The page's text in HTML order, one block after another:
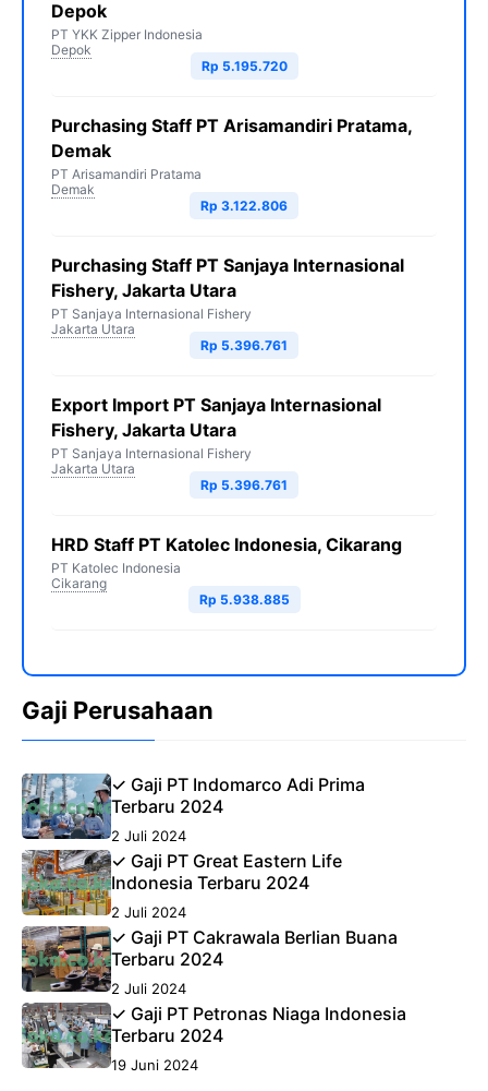
Depok
PT YKK Zipper Indonesia
Depok
Rp 5.195.720
Purchasing Staff PT Arisamandiri Pratama,
Demak
PT Arisamandiri Pratama
Demak
Rp 3.122.806
Purchasing Staff PT Sanjaya Internasional
Fishery, Jakarta Utara
PT Sanjaya Internasional Fishery
Jakarta Utara
Rp 5.396.761
Export Import PT Sanjaya Internasional
Fishery, Jakarta Utara
PT Sanjaya Internasional Fishery
Jakarta Utara
Rp 5.396.761
HRD Staff PT Katolec Indonesia, Cikarang
PT Katolec Indonesia
Cikarang
Rp 5.938.885
Gaji Perusahaan
✓ Gaji PT Indomarco Adi Prima
Terbaru 2024
2 Juli 2024
✓ Gaji PT Great Eastern Life
Indonesia Terbaru 2024
2 Juli 2024
✓ Gaji PT Cakrawala Berlian Buana
Terbaru 2024
2 Juli 2024
✓ Gaji PT Petronas Niaga Indonesia
Terbaru 2024
19 Juni 2024